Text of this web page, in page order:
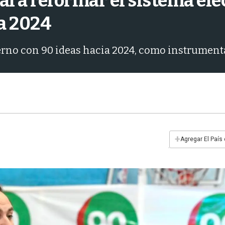
2024
con 90 ideas hacia 2024, como
+Agregar El País